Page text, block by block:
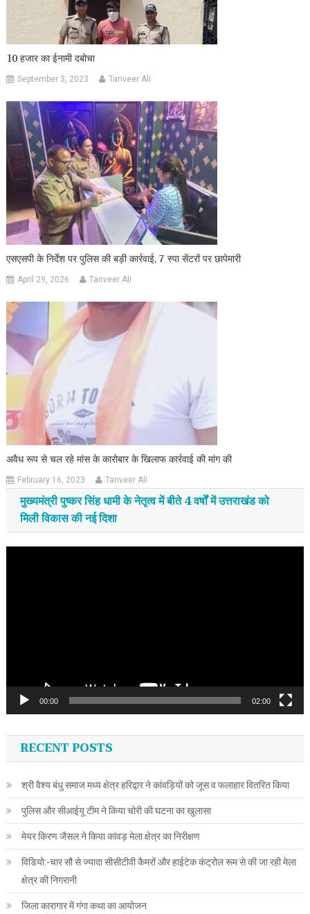
10 हजार का ईनामी दबोचा
September 3, 2023 Tanveer Ali
एसएसपी के निर्देश पर पुलिस की बड़ी कार्रवाई, 7 स्पा सेंटरों पर छापेमारी
April 29, 2026 Tanveer Ali
अवैध रूप से चल रहे मांस के कारोबार के खिलाफ कार्रवाई की मांग की
February 16, 2023 Tanveer Ali
मुख्यमंत्री पुष्कर सिंह धामी के नेतृत्व में बीते 4 वर्षों में उत्तराखंड को
मिली विकास की नई दिशा
00:00 02:00
RECENT POSTS
श्री वैश्य बंधु समाज मध्य क्षेत्र हरिद्वार ने कांवड़ियों को जूस व फलाहार वितरित किया
पुलिस और सीआईयू टीम ने किया चोरी की घटना का खुलासा
मेयर किरण जैसल ने किया कांवड़ मेला क्षेत्र का निरीक्षण
विडियो:-चार सौ से ज्यादा सीसीटीवी कैमरों और हाईटेक कंट्रोल रूम से की जा रही मेला
क्षेत्र की निगरानी
जिला कारागार में गंगा कथा का आयोजन